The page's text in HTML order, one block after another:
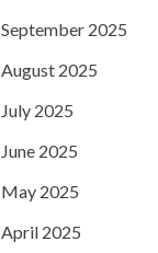
September 2025
August 2025
July 2025
June 2025
May 2025
April 2025